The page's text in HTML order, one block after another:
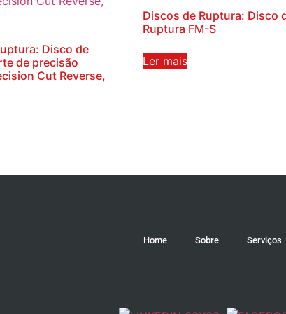
Disco de
de precisão
Cut Reverse,
Discos de Ruptura: Disco
Ruptura FM-S
Ler mais
Home Sobre Serviços